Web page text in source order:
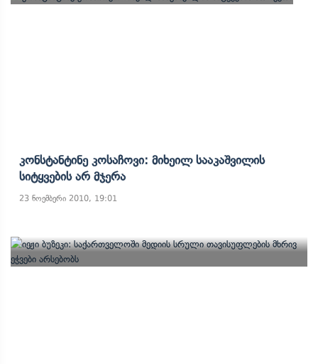
Კონსტანტინე Კოსაჩოვი: Მიხეილ Სააკაშვილის
Სიტყვების Არ Მჯერა
23 ნოემბერი 2010, 19:01